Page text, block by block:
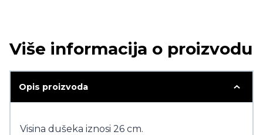
Više informacija o proizvodu
Opis proizvoda
Visina dušeka iznosi 26 cm.